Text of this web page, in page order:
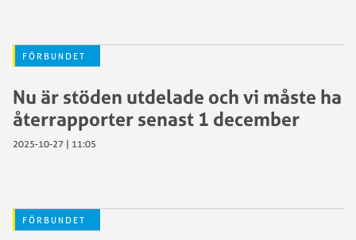
FÖRBUNDET
Nu är stöden utdelade och vi måste ha
återrapporter senast 1 december
2025-10-27 | 11:05
FÖRBUNDET